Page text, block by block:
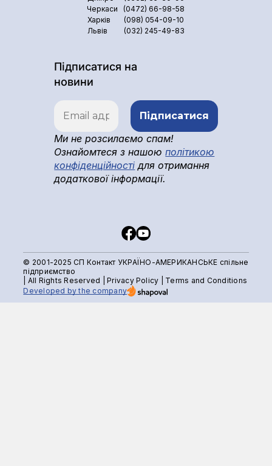
Черкаси
(0472) 66-98-58
Харків
(098) 054-09-10
Львів
(032) 245-49-83
Підписатися на
новини
Ми не розсилаємо спам!
Ознайомтеся з нашоюполітикою
конфіденційності для отримання
додаткової інформації.
© 2001-2025 СП Контакт УКРАЇНО-АМЕРИКАНСЬКЕ спільне
підприємство
| All Rights Reserved |Privacy Policy
Terms and Conditions
Developed by the company